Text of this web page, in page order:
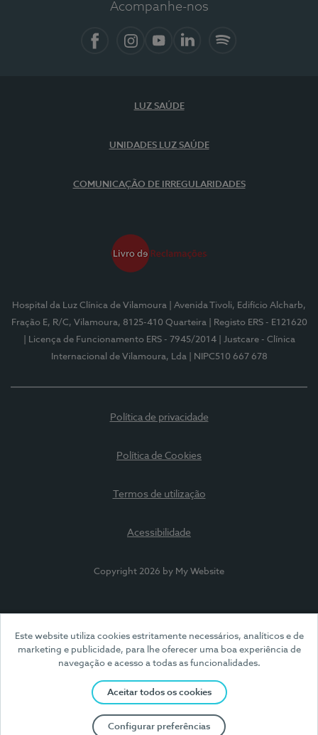
Este website utiliza cookies estritamente necessários, analíticos e de
marketing e publicidade, para lhe oferecer uma boa experiência de
navegação e acesso a todas as funcionalidades.
Aceitar todos os cookies
Configurar preferências
Acompanhe-nos
LUZ SAÚDE
UNIDADES LUZ SAÚDE
COMUNICAÇÃO DE IRREGULARIDADES
Hospital da Luz Clínica de Vilamoura
| Avenida Tivoli, Edifício Alcharb,
Fração E, R/C, Vilamoura, 8125-410 Quarteira
| Registo ERS - E121620
| Licença de Funcionamento ERS - 7945/2014
| Justcare - Clínica
Internacional de Vilamoura, Lda
| NIPC510 667 678
Política de privacidade
Política de Cookies
Termos de utilização
Acessibilidade
Copyright 2026 by My Website